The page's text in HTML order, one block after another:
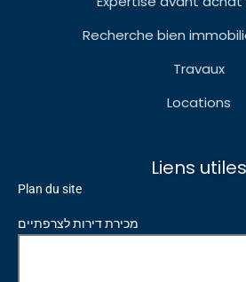
Recherche bien
Travaux
Locations
Liens utiles
Plan du site
מכירת דירות לצרפתיים